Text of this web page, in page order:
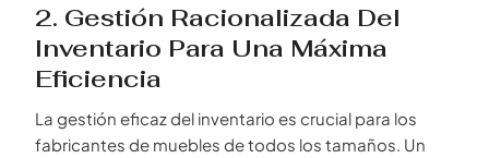
2. Gestión Racionalizada Del
Inventario Para Una Máxima
Eficiencia
La gestión eficaz del inventario es crucial para los
fabricantes de muebles de todos los tamaños. Un